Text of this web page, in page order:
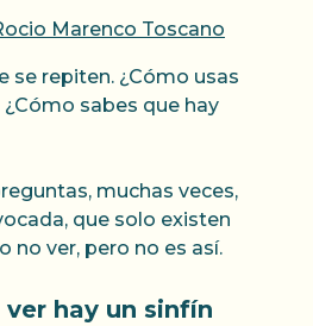
Marenco Toscano
se repiten. ¿Cómo usas
sabes que hay
muchas veces,
que solo existen
no ver, pero no es así.
hay un sinfín